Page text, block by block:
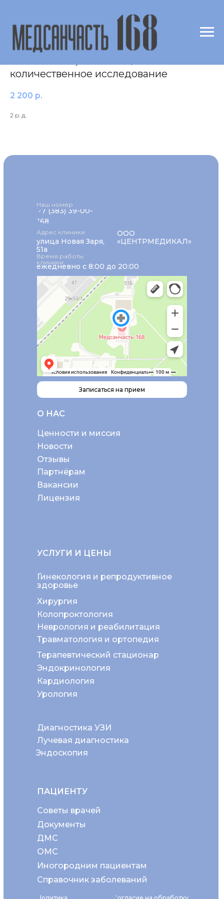
Выявление ДНК Chlamydia trachomatis
количественное исследование
2 200 р.
2 р. д.
О НАС
Ценности и миссия
Новости
+7 (383) 39-00-
168
Отзывы
Партнёрам
Вакансии
Лицензия
Неврология и реабилитация
Колопроктология
Хирургия
Гинекология и репродуктивное
здоровье
Диагностика УЗИ
Эндоскопия
Травматология и ортопедия
Эндокринология
Терапевтический стационар
Кардиология
Урология
Лучевая диагностика
УСЛУГИ И ЦЕНЫ
ПАЦИЕНТУ
Советы врачей
ОМС
Документы
ДМС
Иногородним пациентам
Справочник заболеваний
Наш номер
ежедневно с 8:00 до 20:00
Время работы
клиники
Адрес клиники
улица Новая Заря,
51а
ООО
«ЦЕНТРМЕДИКАЛ»
Записаться на прием